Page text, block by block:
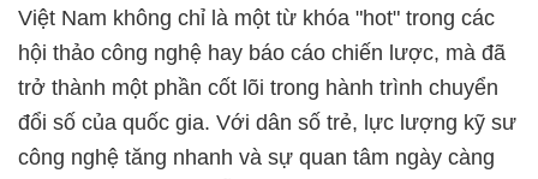
Việt Nam không chỉ là một từ khóa "hot" trong các
hội thảo công nghệ hay báo cáo chiến lược, mà đã
trở thành một phần cốt lõi trong hành trình chuyển
đổi số của quốc gia. Với dân số trẻ, lực lượng kỹ sư
công nghệ tăng nhanh và sự quan tâm ngày càng